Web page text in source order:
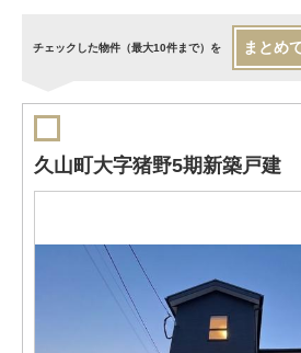
チェックした物件（最大10件まで）を まとめ
久山町大字猪野5期新築戸建